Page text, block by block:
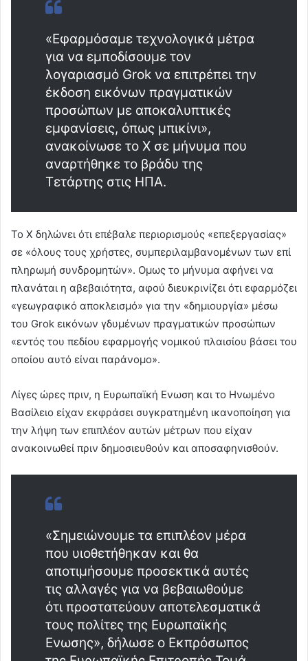
«Εφαρμόσαμε τεχνολογικά μέτρα
για να εμποδίσουμε τον
λογαριασμό Grok να επιτρέπει την
έκδοση εικόνων πραγματικών
προσώπων με αποκαλυπτικές
εμφανίσεις, όπως μπικίνι»,
ανακοίνωσε το Χ σε μήνυμα που
αναρτήθηκε το βράδυ της
Τετάρτης στις ΗΠΑ.
Το Χ δηλώνει ότι επέβαλε περιορισμούς «επεξεργασίας»
σε «όλους τους χρήστες, συμπεριλαμβανομένων των επί
πληρωμή συνδρομητών». Ομως το μήνυμα αφήνει να
πλανάται η αβεβαιότητα, αφού διευκρινίζει ότι εφαρμόζει
«γεωγραφικό αποκλεισμό» για την «δημιουργία» μέσω
του Grok εικόνων γδυμένων πραγματικών προσώπων
«εντός του πεδίου εφαρμογής νομικού πλαισίου βάσει του
οποίου αυτό είναι παράνομο».
Λίγες ώρες πριν, η Ευρωπαϊκή Ενωση και το Ηνωμένο
Βασίλειο είχαν εκφράσει συγκρατημένη ικανοποίηση για
την λήψη των επιπλέον αυτών μέτρων που είχαν
ανακοινωθεί πριν δημοσιευθούν και αποσαφηνισθούν.
«Σημειώνουμε τα επιπλέον μέρα
που υιοθετήθηκαν και θα
αποτιμήσουμε προσεκτικά αυτές
τις αλλαγές για να βεβαιωθούμε
ότι προστατεύουν αποτελεσματικά
τους πολίτες της Ευρωπαϊκής
Ενωσης», δήλωσε ο Εκπρόσωπος